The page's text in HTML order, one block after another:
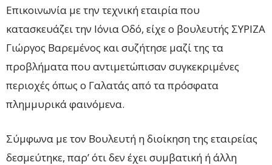
Επικοινωνία με την τεχνική εταιρία που
κατασκευάζει την Ιόνια Οδό, είχε ο βουλευτής ΣΥΡΙΖΑ
Γιώργος Βαρεμένος και συζήτησε μαζί της τα
προβλήματα που αντιμετώπισαν συγκεκριμένες
περιοχές όπως ο Γαλατάς από τα πρόσφατα
πλημμυρικά φαινόμενα.
Σύμφωνα με τον Βουλευτή η διοίκηση της εταιρείας
δεσμεύτηκε, παρ’ ότι δεν έχει συμβατική ή άλλη